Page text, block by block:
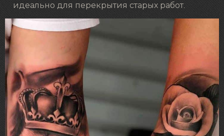
идеально для перекрытия старых работ.